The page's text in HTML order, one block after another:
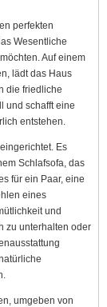
perfekten
Wesentliche
Auf einem
lädt das Haus
die friedliche
und schafft eine
entstehen.
Es
Schlafsofa, das
für ein Paar, eine
eines
und
zu unterhalten oder
umgeben von